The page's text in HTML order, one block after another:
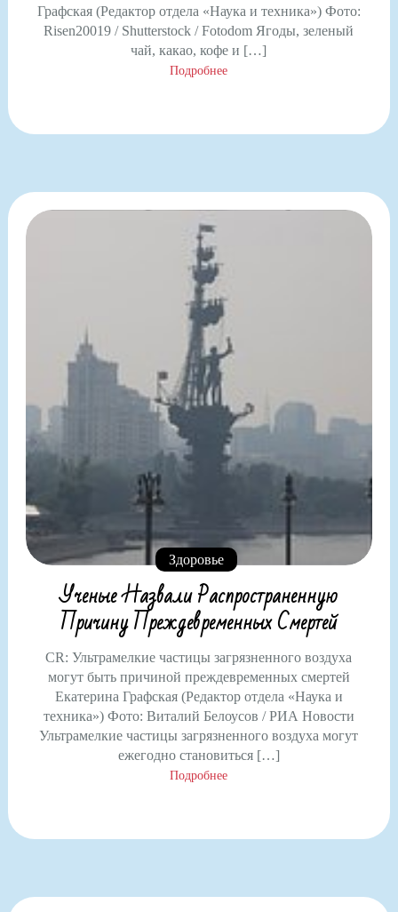
Графская (Редактор отдела «Наука и техника») Фото:
Risen20019 / Shutterstock / Fotodom Ягоды, зеленый
чай, какао, кофе и […]
Подробнее
Здоровье
Ученые Назвали Распространенную
Причину Преждевременных Смертей
CR: Ультрамелкие частицы загрязненного воздуха
могут быть причиной преждевременных смертей
Екатерина Графская (Редактор отдела «Наука и
техника») Фото: Виталий Белоусов / РИА Новости
Ультрамелкие частицы загрязненного воздуха могут
ежегодно становиться […]
Подробнее